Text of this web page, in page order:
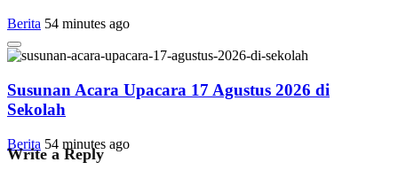
Berita 54 minutes ago
Susunan Acara Upacara 17 Agustus 2026 di
Sekolah
Berita 54 minutes ago
Write a Reply